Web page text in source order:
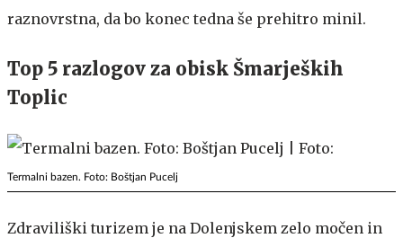
raznovrstna, da bo konec tedna še prehitro minil.
Top 5 razlogov za obisk Šmarjeških
Toplic
Termalni bazen. Foto: Boštjan Pucelj
Zdraviliški turizem je na Dolenjskem zelo močen in